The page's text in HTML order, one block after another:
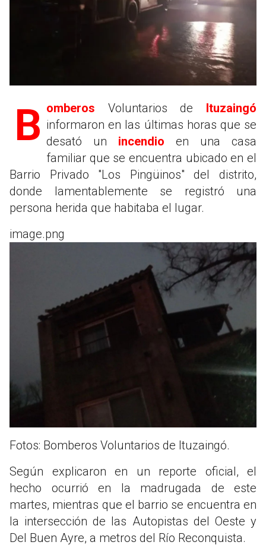
Bomberos Voluntarios de Ituzaingó
informaron en las últimas horas que se
desató un incendio en una casa
familiar que se encuentra ubicado en el
Barrio Privado "Los Pingüinos" del distrito,
donde lamentablemente se registró una
persona herida que habitaba el lugar.
image.png
Fotos: Bomberos Voluntarios de Ituzaingó.
Según explicaron en un reporte oficial, el
hecho ocurrió en la madrugada de este
martes, mientras que el barrio se encuentra en
la intersección de las Autopistas del Oeste y
Del Buen Ayre, a metros del Río Reconquista.